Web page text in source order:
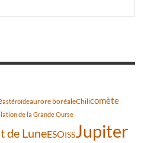
astéroïdeaurore boréaleChilicomète
de la Grande Ourse
de LuneESOISSJupiter